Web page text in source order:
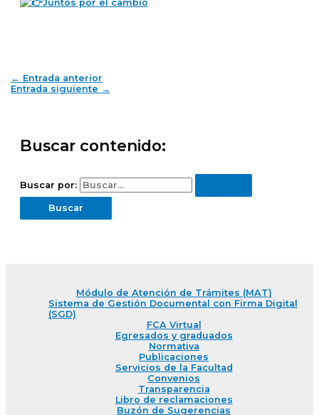
Juntos por el cambio
← Entrada anterior
Entrada siguiente →
Buscar contenido:
Buscar por:
Módulo de Atención de Trámites (MAT)
Sistema de Gestión Documental con Firma Digital
(SGD)
FCA Virtual
Egresados y graduados
Normativa
Publicaciones
Servicios de la Facultad
Convenios
Transparencia
Libro de reclamaciones
Buzón de Sugerencias